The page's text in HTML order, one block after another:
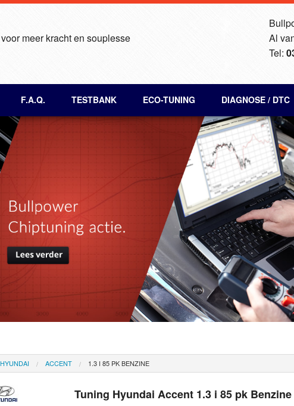
voor meer kracht en souplesse
Al
Tel:
F.A.Q. TESTBANK ECO-TUNING DIAGNOSE / DTC
HYUNDAI ACCENT 1.3 I 85 PK BENZINE
Tuning Hyundai Accent 1.3 i 85 pk Benzine